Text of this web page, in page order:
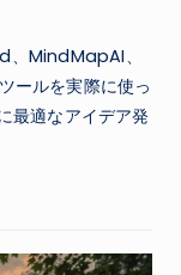
、MindMapAI、
ールを実際に使っ
最適なアイデア発